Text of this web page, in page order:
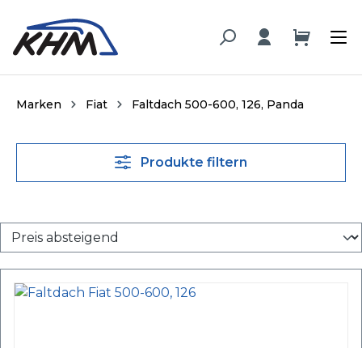
springen
Marken Fiat Faltdach 500-600, 126, Panda
Produkte filtern